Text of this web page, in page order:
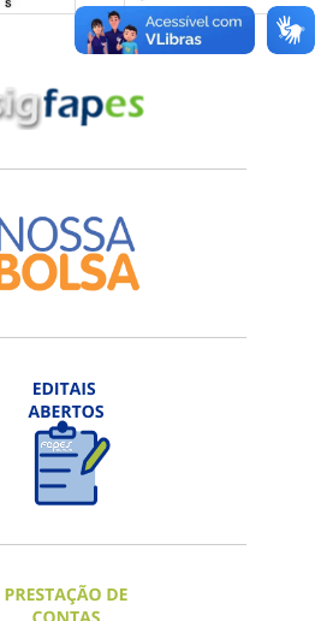
chamada até 20/08/2026
chamada até 20/08/2026
Nº 08/2026 – NOVA
CAPIXABA 2026
fluxo contínuo.